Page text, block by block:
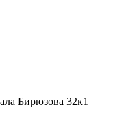
Бирюзова 32к1